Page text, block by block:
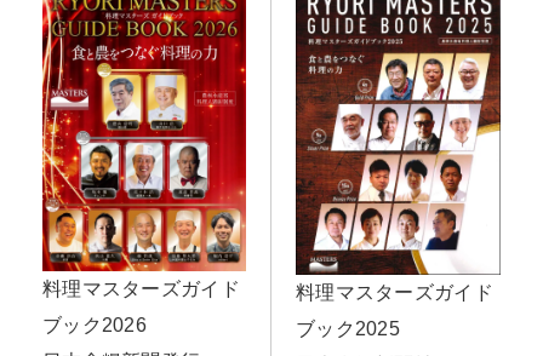
料理マスターズガイド
ブック2026
料理マスターズガイド
ブック2025